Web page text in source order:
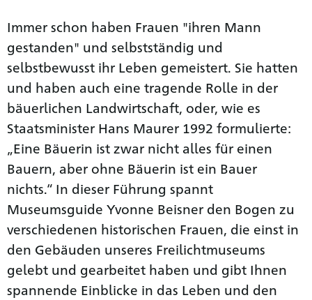
Immer schon haben Frauen "ihren Mann
gestanden" und selbstständig und
selbstbewusst ihr Leben gemeistert. Sie hatten
und haben auch eine tragende Rolle in der
bäuerlichen Landwirtschaft, oder, wie es
Staatsminister Hans Maurer 1992 formulierte:
„Eine Bäuerin ist zwar nicht alles für einen
Bauern, aber ohne Bäuerin ist ein Bauer
nichts.“ In dieser Führung spannt
Museumsguide Yvonne Beisner den Bogen zu
verschiedenen historischen Frauen, die einst in
den Gebäuden unseres Freilichtmuseums
gelebt und gearbeitet haben und gibt Ihnen
spannende Einblicke in das Leben und den